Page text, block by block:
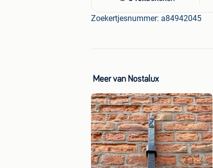
Zoekertjesnummer: a84942045
Meer van Nostalux